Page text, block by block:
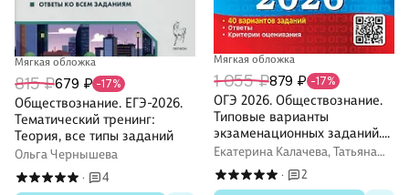
Мягкая обложка
815 ₽679 ₽ -17%
Обществознание. ЕГЭ-2026.
Тематический тренинг:
Теория, все типы заданий
Ольга Чернышева
·
4
Мягкая обложка
1 055 ₽879 ₽ -17%
ОГЭ 2026. Обществознание.
Типовые варианты
экзаменационных заданий.
40 вариантов заданий.
Ответы. Критерии
оценивания
Екатерина Калачева, Татьяна
Коваль, Анна Лазебникова
·
2